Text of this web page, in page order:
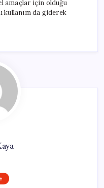
amaçlar için olduğu
kullanım da giderek